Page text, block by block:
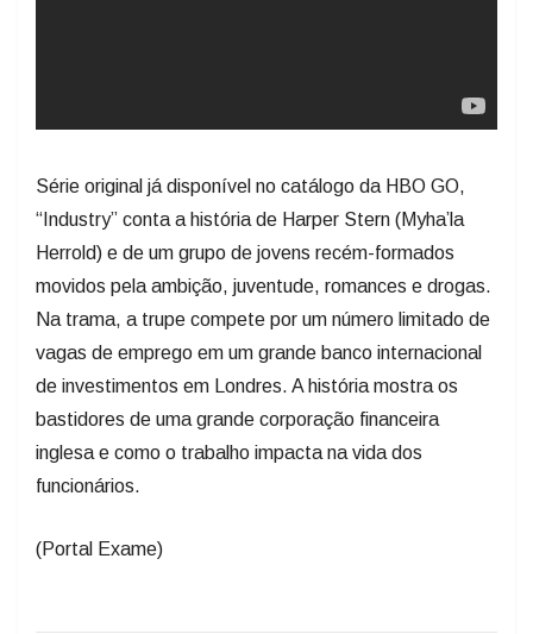
Série original já disponível no catálogo da HBO GO,
“Industry” conta a história de Harper Stern (Myha’la
Herrold) e de um grupo de jovens recém-formados
movidos pela ambição, juventude, romances e drogas.
Na trama, a trupe compete por um número limitado de
vagas de emprego em um grande banco internacional
de investimentos em Londres. A história mostra os
bastidores de uma grande corporação financeira
inglesa e como o trabalho impacta na vida dos
funcionários.
(Portal Exame)